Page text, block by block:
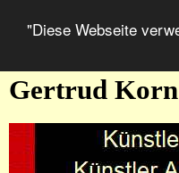
"Diese Webseite
Gertrud